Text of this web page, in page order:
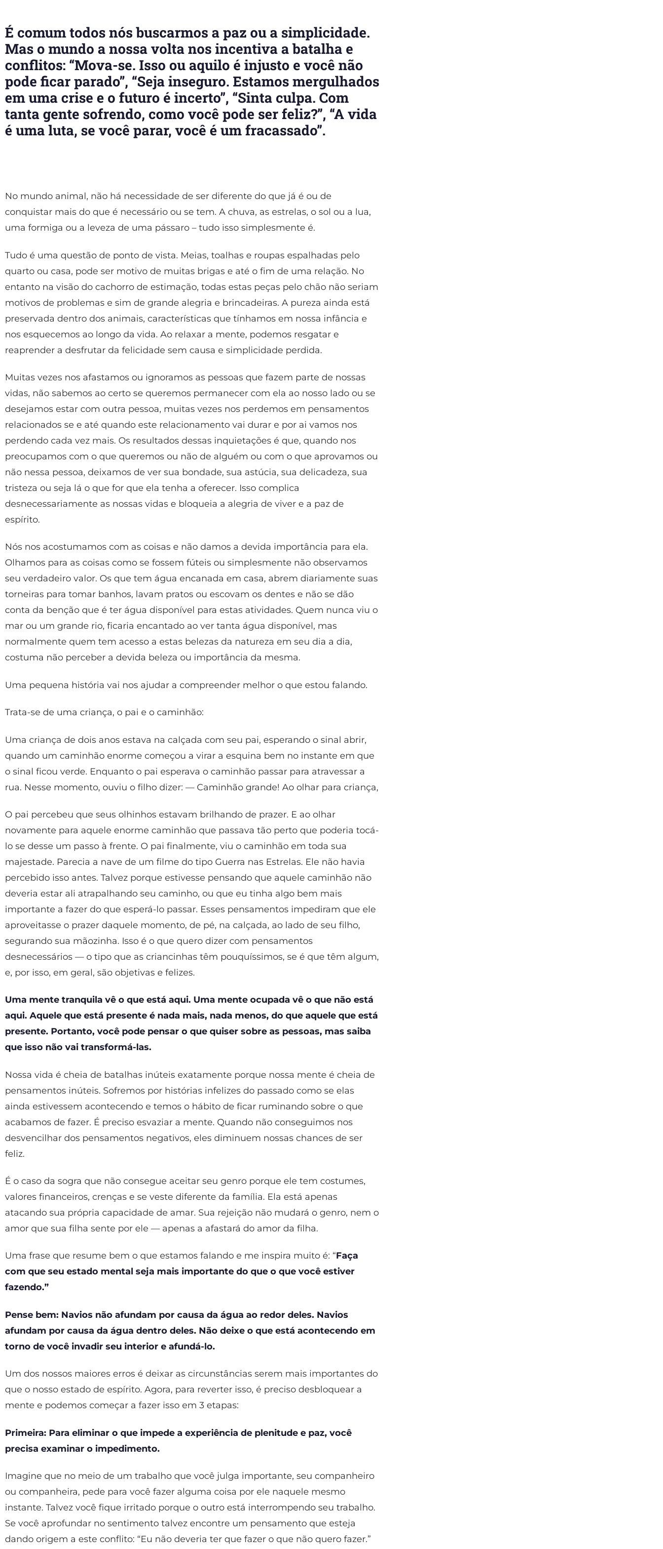
É comum todos nós buscarmos a paz ou a simplicidade.
Mas o mundo a nossa volta nos incentiva a batalha e
conflitos: “Mova-se. Isso ou aquilo é injusto e você não
pode ficar parado”, “Seja inseguro. Estamos mergulhados
em uma crise e o futuro é incerto”, “Sinta culpa. Com
tanta gente sofrendo, como você pode ser feliz?”, “A vida
é uma luta, se você parar, você é um fracassado”.
No mundo animal, não há necessidade de ser diferente do que já é ou de
conquistar mais do que é necessário ou se tem. A chuva, as estrelas, o sol ou a lua,
uma formiga ou a leveza de uma pássaro – tudo isso simplesmente é.
Tudo é uma questão de ponto de vista. Meias, toalhas e roupas espalhadas pelo
quarto ou casa, pode ser motivo de muitas brigas e até o fim de uma relação. No
entanto na visão do cachorro de estimação, todas estas peças pelo chão não seriam
motivos de problemas e sim de grande alegria e brincadeiras. A pureza ainda está
preservada dentro dos animais, características que tínhamos em nossa infância e
nos esquecemos ao longo da vida. Ao relaxar a mente, podemos resgatar e
reaprender a desfrutar da felicidade sem causa e simplicidade perdida.
Muitas vezes nos afastamos ou ignoramos as pessoas que fazem parte de nossas
vidas, não sabemos ao certo se queremos permanecer com ela ao nosso lado ou se
desejamos estar com outra pessoa, muitas vezes nos perdemos em pensamentos
relacionados se e até quando este relacionamento vai durar e por ai vamos nos
perdendo cada vez mais. Os resultados dessas inquietações é que, quando nos
preocupamos com o que queremos ou não de alguém ou com o que aprovamos ou
não nessa pessoa, deixamos de ver sua bondade, sua astúcia, sua delicadeza, sua
tristeza ou seja lá o que for que ela tenha a oferecer. Isso complica
desnecessariamente as nossas vidas e bloqueia a alegria de viver e a paz de
espírito.
Nós nos acostumamos com as coisas e não damos a devida importância para ela.
Olhamos para as coisas como se fossem fúteis ou simplesmente não observamos
seu verdadeiro valor. Os que tem água encanada em casa, abrem diariamente suas
torneiras para tomar banhos, lavam pratos ou escovam os dentes e não se dão
conta da benção que é ter água disponível para estas atividades. Quem nunca viu o
mar ou um grande rio, ficaria encantado ao ver tanta água disponível, mas
normalmente quem tem acesso a estas belezas da natureza em seu dia a dia,
costuma não perceber a devida beleza ou importância da mesma.
Uma pequena história vai nos ajudar a compreender melhor o que estou falando.
Trata-se de uma criança, o pai e o caminhão:
Uma criança de dois anos estava na calçada com seu pai, esperando o sinal abrir,
quando um caminhão enorme começou a virar a esquina bem no instante em que
o sinal ficou verde. Enquanto o pai esperava o caminhão passar para atravessar a
rua. Nesse momento, ouviu o filho dizer: — Caminhão grande! Ao olhar para criança,
O pai percebeu que seus olhinhos estavam brilhando de prazer. E ao olhar
novamente para aquele enorme caminhão que passava tão perto que poderia tocá-
lo se desse um passo à frente. O pai finalmente, viu o caminhão em toda sua
majestade. Parecia a nave de um filme do tipo Guerra nas Estrelas. Ele não havia
percebido isso antes. Talvez porque estivesse pensando que aquele caminhão não
deveria estar ali atrapalhando seu caminho, ou que eu tinha algo bem mais
importante a fazer do que esperá-lo passar. Esses pensamentos impediram que ele
aproveitasse o prazer daquele momento, de pé, na calçada, ao lado de seu filho,
segurando sua mãozinha. Isso é o que quero dizer com pensamentos
desnecessários — o tipo que as criancinhas têm pouquíssimos, se é que têm algum,
e, por isso, em geral, são objetivas e felizes.
Uma mente tranquila vê o que está aqui. Uma mente ocupada vê o que não está
aqui. Aquele que está presente é nada mais, nada menos, do que aquele que está
presente. Portanto, você pode pensar o que quiser sobre as pessoas, mas saiba
que isso não vai transformá-las.
Nossa vida é cheia de batalhas inúteis exatamente porque nossa mente é cheia de
pensamentos inúteis. Sofremos por histórias infelizes do passado como se elas
ainda estivessem acontecendo e temos o hábito de ficar ruminando sobre o que
acabamos de fazer. É preciso esvaziar a mente. Quando não conseguimos nos
desvencilhar dos pensamentos negativos, eles diminuem nossas chances de ser
feliz.
É o caso da sogra que não consegue aceitar seu genro porque ele tem costumes,
valores financeiros, crenças e se veste diferente da família. Ela está apenas
atacando sua própria capacidade de amar. Sua rejeição não mudará o genro, nem o
amor que sua filha sente por ele — apenas a afastará do amor da filha.
Uma frase que resume bem o que estamos falando e me inspira muito é: “Faça
com que seu estado mental seja mais importante do que o que você estiver
fazendo.”
Pense bem: Navios não afundam por causa da água ao redor deles. Navios
afundam por causa da água dentro deles. Não deixe o que está acontecendo em
torno de você invadir seu interior e afundá-lo.
Um dos nossos maiores erros é deixar as circunstâncias serem mais importantes do
que o nosso estado de espírito. Agora, para reverter isso, é preciso desbloquear a
mente e podemos começar a fazer isso em 3 etapas:
Primeira: Para eliminar o que impede a experiência de plenitude e paz, você
precisa examinar o impedimento.
Imagine que no meio de um trabalho que você julga importante, seu companheiro
ou companheira, pede para você fazer alguma coisa por ele naquele mesmo
instante. Talvez você fique irritado porque o outro está interrompendo seu trabalho.
Se você aprofundar no sentimento talvez encontre um pensamento que esteja
dando origem a este conflito: “Eu não deveria ter que fazer o que não quero fazer.”